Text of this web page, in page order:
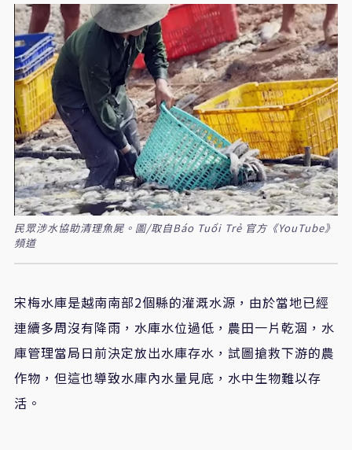
民眾涉水協助清理魚屍。圖/取自Báo Tuổi Trẻ 官方《YouTube》
頻道
宋梅水庫是越南南部2個縣的灌溉水源，由於當地已經
連續多周沒有降雨，水庫水位過低，農田一片乾涸，水
庫管理當局日前決定放出水庫存水，試圖搶救下游的農
作物，但這也導致水庫內水量見底，水中生物難以存
活。